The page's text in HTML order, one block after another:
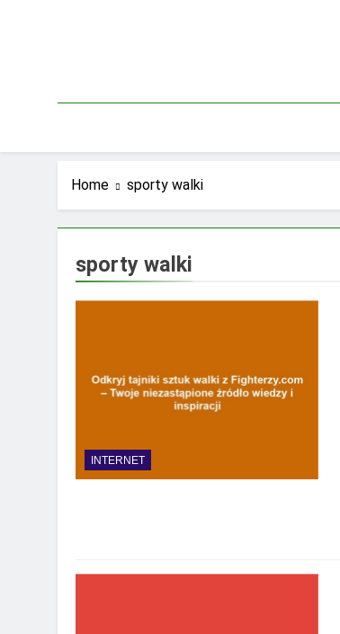
Home sporty walki
sporty walki
INTERNET